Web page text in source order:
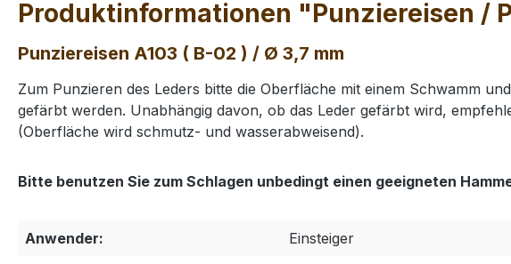
Produktinformationen "Punziereisen /
Punziereisen A103 ( B-02 ) / Ø 3,7 mm
Zum Punzieren des Leders bitte die Oberfläche mit einem Schwamm
gefärbt werden. Unabhängig davon, ob das Leder gefärbt wird,
(Oberfläche wird schmutz- und wasserabweisend).
Bitte benutzen Sie zum Schlagen unbedingt einen geeigneten
Anwender:
Einsteiger